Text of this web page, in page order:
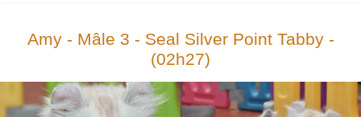
Amy - Mâle 3 - Seal Silver Point Tabby -
(02h27)